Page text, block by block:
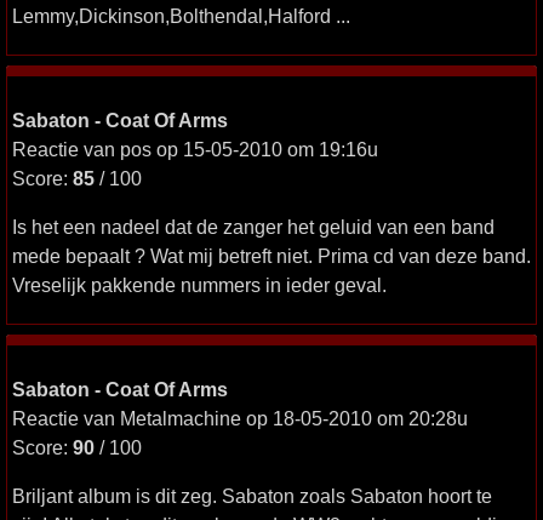
Lemmy,Dickinson,Bolthendal,Halford ...
Sabaton - Coat Of Arms
Reactie van pos op 15-05-2010 om 19:16u
Score: 85 / 100
Is het een nadeel dat de zanger het geluid van een band
mede bepaalt ? Wat mij betreft niet. Prima cd van deze band.
Vreselijk pakkende nummers in ieder geval.
Sabaton - Coat Of Arms
Reactie van Metalmachine op 18-05-2010 om 20:28u
Score: 90 / 100
Briljant album is dit zeg. Sabaton zoals Sabaton hoort te